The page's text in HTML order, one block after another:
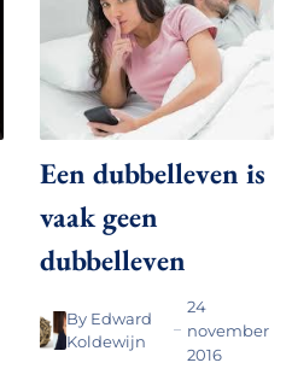
Een dubbelleven is
vaak geen
dubbelleven
By Edward
Koldewijn
24
november
2016